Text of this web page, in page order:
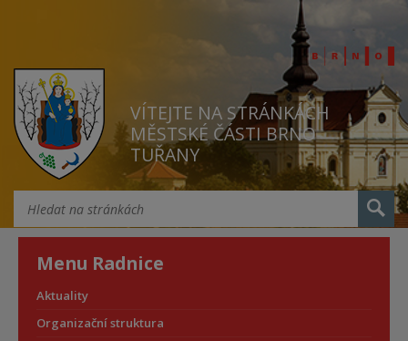
VÍTEJTE NA STRÁNKÁCH
MĚSTSKÉ ČÁSTI BRNO
TUŘANY
Menu Radnice
Aktuality
Organizační struktura